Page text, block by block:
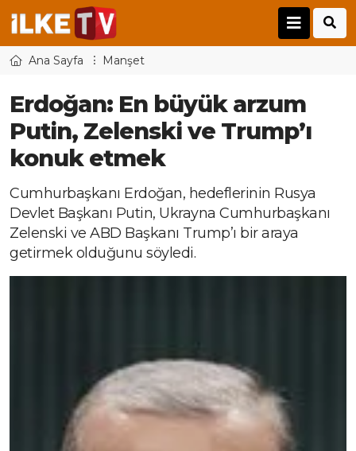
Ana Sayfa Manşet
Erdoğan: En büyük arzum
Putin, Zelenski ve Trump’ı
konuk etmek
Cumhurbaşkanı Erdoğan, hedeflerinin Rusya
Devlet Başkanı Putin, Ukrayna Cumhurbaşkanı
Zelenski ve ABD Başkanı Trump’ı bir araya
getirmek olduğunu söyledi.